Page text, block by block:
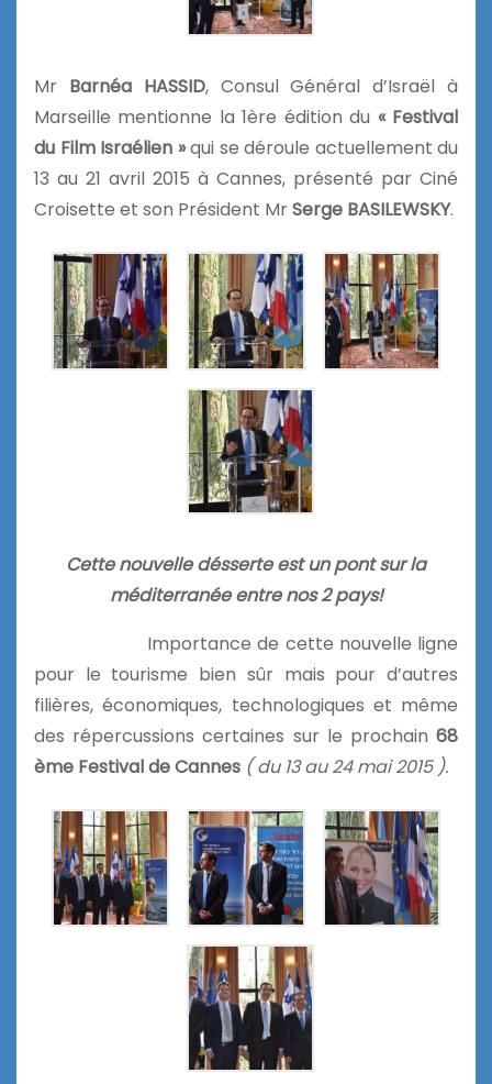
Mr Barnéa HASSID, Consul Général d’Israël à
Marseille mentionne la 1ère édition du « Festival
du Film Israélien »qui se déroule actuellement du
13 au 21 avril 2015 à Cannes, présenté par Ciné
Croisette et son Président MrSerge BASILEWSKY.
Cette nouvelle désserte est un pont sur la
méditerranée entre nos 2 pays!
Importance de cette nouvelle ligne
pour le tourisme bien sûr mais pour d’autres
filières, économiques, technologiques et même
des répercussions certaines sur le prochain 68
ème Festival de Cannes ( du 13 au 24 mai 2015 ).